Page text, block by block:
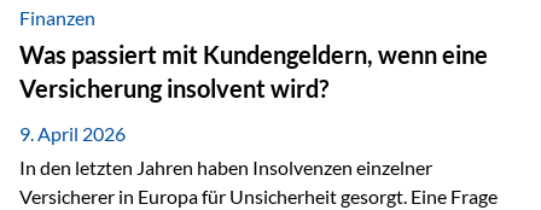
Fokus stehen Unternehmen, deren Börsenkurs unter ihrem
inneren Wert liegt. Neben klassischen
Bewertungskennzahlen werden auch qualitative Faktoren
wie Geschäftsmodell, Wettbewerbsvorteile und
Managementqualität…
Finanzen
Was passiert mit Kundengeldern, wenn eine
Versicherung insolvent wird?
9. April 2026
In den letzten Jahren haben Insolvenzen einzelner
Versicherer in Europa für Unsicherheit gesorgt. Eine Frage